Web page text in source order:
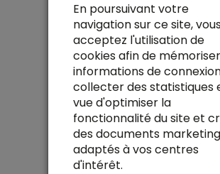
En poursuivant votre
navigation sur ce site,
acceptez l'utilisation de
cookies afin de
informations de
collecter des statistiques
vue d'optimiser la
fonctionnalité du site et
des documents marketing
adaptés à vos centres
d'intérêt.